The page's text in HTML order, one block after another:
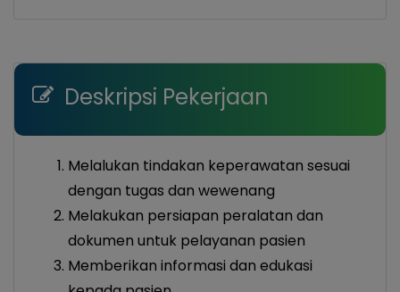
Deskripsi Pekerjaan
Melalukan tindakan keperawatan sesuai
dengan tugas dan wewenang
Melakukan persiapan peralatan dan
dokumen untuk pelayanan pasien
Memberikan informasi dan edukasi